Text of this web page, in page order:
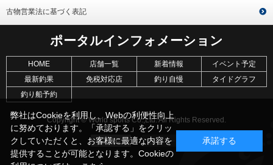
古物営業法に基づく表記
ポータルインフォメーション
HOME 店舗一覧 新着情報
イベント予定
最新釣果
免税対応店 釣り自慢
タイドグラフ
釣り船予約
Copyright © World sports Co.,Ltd. All Rights Reserved.
弊社はCookieを利用し、Webの利便性向上
に努めております。「承認する」をクリッ
クしていただくと、お客様に最適な内容を
提供することが可能となります。Cookieの
承諾する